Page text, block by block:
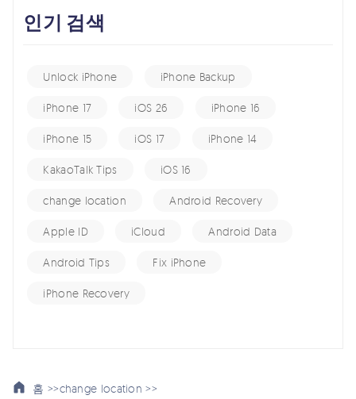
인기 검색
Unlock iPhone iPhone Backup
iPhone 17 iOS 26 iPhone 16
iPhone 15 iOS 17 iPhone 14
KakaoTalk Tips iOS 16
change location Android Recovery
Apple ID iCloud Android Data
Android Tips Fix iPhone
iPhone Recovery
홈 >>change location >>